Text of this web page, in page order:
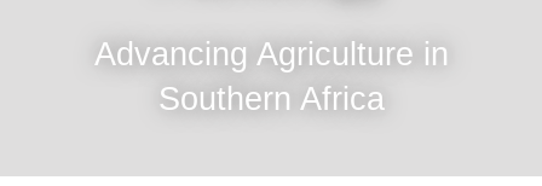
Advancing Agriculture in
Southern Africa